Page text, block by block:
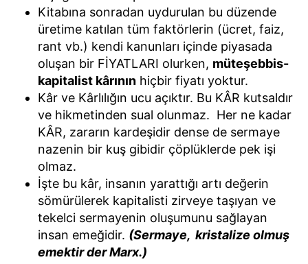
Kitabına sonradan uydurulan bu düzende
üretime katılan tüm faktörlerin (ücret, faiz,
rant vb.) kendi kanunları içinde piyasada
oluşan bir FİYATLARI olurken, müteşebbis-
kapitalist kârının hiçbir fiyatı yoktur.
Kâr ve Kârlılığın ucu açıktır. Bu KÂR kutsaldır
ve hikmetinden sual olunmaz. Her ne kadar
KÂR, zararın kardeşidir dense de sermaye
nazenin bir kuş gibidir çöplüklerde pek işi
olmaz.
İşte bu kâr, insanın yarattığı artı değerin
sömürülerek kapitalisti zirveye taşıyan ve
tekelci sermayenin oluşumunu sağlayan
insan emeğidir. (Sermaye, kristalize olmuş
emektir der Marx.)